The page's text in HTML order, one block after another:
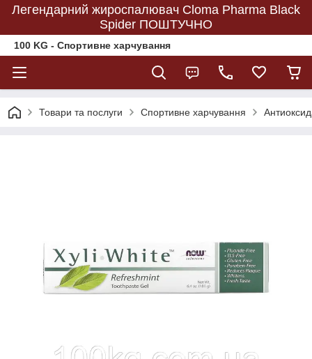
Легендарний жироспалювач Cloma Pharma Black
Spider ПОШТУЧНО
100 KG - Спортивне харчування
Товари та послуги Спортивне харчування